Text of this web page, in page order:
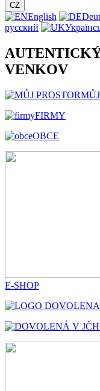
CZ
English
русский
VENKOV
FIRMY
OBCE
E-SHOP